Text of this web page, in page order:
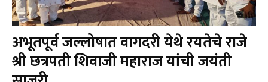
अभूतपूर्व जल्लोषात वागदरी येथे रयतेचे राजे
श्री छत्रपती शिवाजी महाराज यांची जयंती